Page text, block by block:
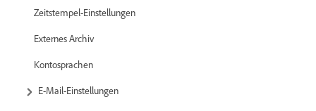
Zeitstempel-Einstellungen
Externes Archiv
Kontosprachen
E-Mail-Einstellungen